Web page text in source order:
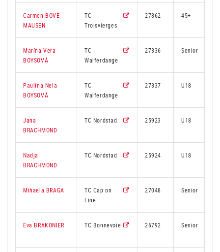
Carmen BOVE-
MAUSEN
TC
Troisvierges
27862 45+
Marína Vera
BOYSOVÁ
TC
Walferdange
27336 Senior
Paulína Nela
BOYSOVÁ
TC
Walferdange
27337 U18
Jana
BRACHMOND
TC Nordstad 25923 U18
Nadja
BRACHMOND
TC Nordstad 25924 U18
Mihaela BRAGA
TC Cap on
Line
27048 Senior
Eva BRAKONIER TC Bonnevoie 26792 Senior